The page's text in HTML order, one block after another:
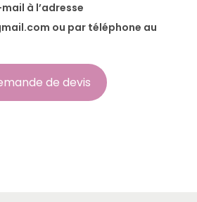
à l’adresse
ou par téléphone au
de devis